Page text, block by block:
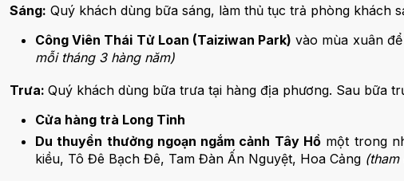
Sáng: Quý khách dùng bữa sáng, làm thủ tục trả phòng khách
Công Viên Thái Tử Loan (Taiziwan Park) vào mùa xuân
mỗi tháng 3 hàng năm)
Trưa: Quý khách dùng bữa trưa tại hàng địa phương. Sau bữa
Cửa hàng trà Long Tỉnh
Du thuyền thưởng ngoạn ngắm cảnh Tây Hồ một trong
kiều, Tô Đê Bạch Đê, Tam Đàn Ấn Nguyệt, Hoa Cảng